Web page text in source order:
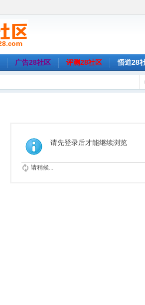
广告28社区 评测28社区 悟道28
请先登录后才能继续浏览
请稍候...